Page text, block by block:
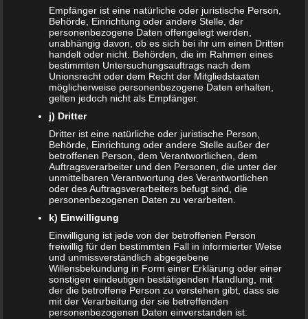
NACHRICHTEN
Kinder- und Jugendstärkungsgesetz kommt
Familien profitieren vom Rekordhaushalt 2020
Cannabis in der Muttermilch nachweisbar
Elterngeld online beantragen
Zahnspange für viele Kinder nicht notwendig
ÄLTERE ARTIKEL
Juni 2024
Mai 2024
März 2023
Oktober 2021
Empfänger ist eine natürliche oder juristische Person,
Behörde, Einrichtung oder andere Stelle, der
personenbezogene Daten offengelegt werden,
unabhängig davon, ob es sich bei ihr um einen Dritten
handelt oder nicht. Behörden, die im Rahmen eines
bestimmten Untersuchungsauftrags nach dem
Unionsrecht oder dem Recht der Mitgliedstaaten
möglicherweise personenbezogene Daten erhalten,
gelten jedoch nicht als Empfänger.
j) Dritter
Dritter ist eine natürliche oder juristische Person,
Behörde, Einrichtung oder andere Stelle außer der
betroffenen Person, dem Verantwortlichen, dem
Auftragsverarbeiter und den Personen, die unter der
unmittelbaren Verantwortung des Verantwortlichen
oder des Auftragsverarbeiters befugt sind, die
personenbezogenen Daten zu verarbeiten.
k) Einwilligung
Einwilligung ist jede von der betroffenen Person
freiwillig für den bestimmten Fall in informierter Weise
und unmissverständlich abgegebene
Willensbekundung in Form einer Erklärung oder einer
sonstigen eindeutigen bestätigenden Handlung, mit
der die betroffene Person zu verstehen gibt, dass sie
mit der Verarbeitung der sie betreffenden
personenbezogenen Daten einverstanden ist.